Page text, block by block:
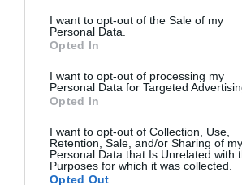
consent section.
I want to opt-out of the Sale of my
Personal Data.
Opted In
I want to opt-out of processing my
Personal Data for Targeted
Opted In
I want to opt-out of Collection, Use,
Retention, Sale, and/or Sharing of my
Personal Data that Is Unrelated with
Purposes for which it was collected.
Opted Out
szabadon engedésére szólítottak
közlése szerint.
Jens Stoltenberg NATO-főtitkár
veszélyes” eseménynek nevezte a
szerint – nemzetközi vizsgálatot
Ursula von der Leyen, az Európai